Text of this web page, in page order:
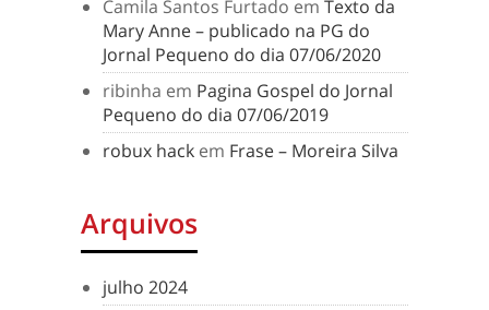
Camila Santos Furtado em Texto da
Mary Anne – publicado na PG do
Jornal Pequeno do dia 07/06/2020
ribinha em Pagina Gospel do Jornal
Pequeno do dia 07/06/2019
robux hack em Frase – Moreira Silva
Arquivos
julho 2024